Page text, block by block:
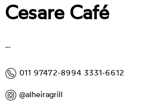
Cesare Café
…
011 97472-8994 3331-6612
@alheiragrill